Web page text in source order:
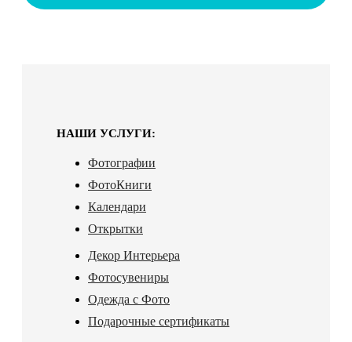
НАШИ УСЛУГИ:
Фотографии
ФотоКниги
Календари
Открытки
Декор Интерьера
Фотосувениры
Одежда с Фото
Подарочные сертификаты